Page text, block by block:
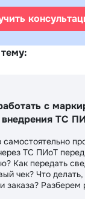
с
ТС
ТС ПИоТ
Как передать
чек? Что
заказа? Разберем